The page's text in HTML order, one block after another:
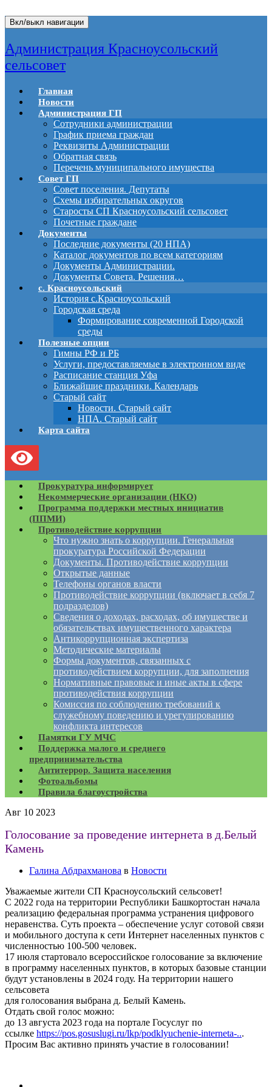
Вкл/выкл навигации
Администрация Красноусольский
сельсовет
Главная
Новости
Администрация ГП
Сотрудники администрации
График приема граждан
Реквизиты Администрации
Обратная связь
Перечень муниципального имущества
Совет ГП
Совет поселения. Депутаты
Схемы избирательных округов
Старосты СП Красноусольский сельсовет
Почетные граждане
Документы
Последние документы (20 НПА)
Каталог документов по всем категориям
Документы Администрации.
Документы Совета. Решения…
с. Красноусольский
История с.Красноусольский
Городская среда
Формирование современной Городской
среды
Полезные опции
Гимны РФ и РБ
Услуги, предоставляемые в электронном виде
Расписание станция Уфа
Ближайшие праздники. Календарь
Старый сайт
Новости. Старый сайт
НПА. Старый сайт
Карта сайта
Прокуратура информирует
Некоммерческие организации (НКО)
Программа поддержки местных инициатив
(ППМИ)
Противодействие коррупции
Что нужно знать о коррупции. Генеральная
прокуратура Российской Федерации
Документы. Противодействие коррупции
Открытые данные
Телефоны органов власти
Противодействие коррупции (включает в себя 7
подразделов)
Сведения о доходах, расходах, об имуществе и
обязательствах имущественного характера
Антикоррупционная экспертиза
Методические материалы
Формы документов, связанных с
противодействием коррупции, для заполнения
Нормативные правовые и иные акты в сфере
противодействия коррупции
Комиссия по соблюдению требований к
служебному поведению и урегулированию
конфликта интересов
Памятки ГУ МЧС
Поддержка малого и среднего
предпринимательства
Антитеррор. Защита населения
Фотоальбомы
Правила благоустройства
Авг 10 2023
Голосование за проведение интернета в д.Белый
Камень
Галина Абдрахманова в Новости
Уважаемые жители СП Красноусольский сельсовет!
С 2022 года на территории Республики Башкортостан начала
реализацию федеральная программа устранения цифрового
неравенства. Суть проекта – обеспечение услуг сотовой связи
и мобильного доступа к сети Интернет населенных пунктов с
численностью 100-500 человек.
17 июля стартовало всероссийское голосование за включение
в программу населенных пунктов, в которых базовые станции
будут установлены в 2024 году. На территории нашего
сельсовета
для голосования выбрана д. Белый Камень.
Отдать свой голос можно:
до 13 августа 2023 года на портале Госуслуг по
ссылке https://pos.gosuslugi.ru/lkp/podklyuchenie-interneta-...
Просим Вас активно принять участие в голосовании!